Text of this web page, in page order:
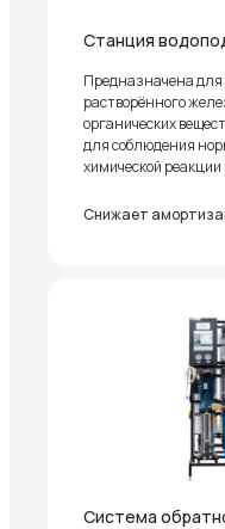
Станция
Предназначена для
растворённого
органических
для соблюдения
химической
Снижает
Система